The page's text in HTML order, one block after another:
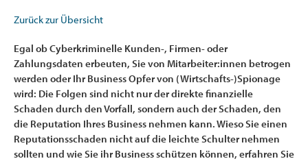
Zurück zur Übersicht
Egal ob Cyberkriminelle Kunden-, Firmen- oder
Zahlungsdaten erbeuten, Sie von Mitarbeiter:innen betrogen
werden oder Ihr Business Opfer von (Wirtschafts-)Spionage
wird: Die Folgen sind nicht nur der direkte finanzielle
Schaden durch den Vorfall, sondern auch der Schaden, den
die Reputation Ihres Business nehmen kann. Wieso Sie einen
Reputationsschaden nicht auf die leichte Schulter nehmen
sollten und wie Sie ihr Business schützen können, erfahren Sie